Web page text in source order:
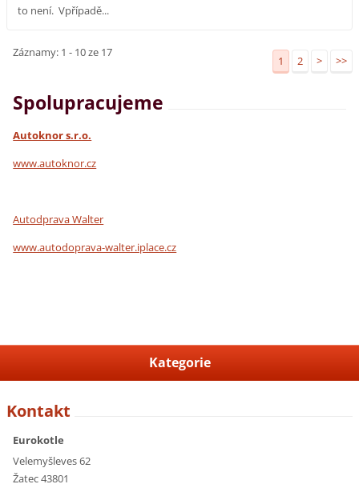
to není. Vpřípadě...
Záznamy: 1 - 10 ze 17
1 2 > >>
Spolupracujeme
Autoknor s.r.o.
www.autoknor.cz
Autodprava Walter
www.autodoprava-walter.iplace.cz
Kategorie
Kontakt
Eurokotle
Velemyšleves 62
Žatec 43801